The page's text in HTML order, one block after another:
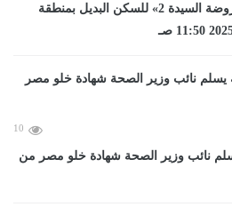
رئيس الوزراء يتفقد مشروع «روضة السيدة 2» للسكن البديل بمنطقة
10
نائب وزير الصحة شهادة خلو مصر من